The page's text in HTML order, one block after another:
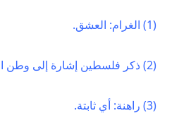
(1) الغرام: العشق.
(2) ذكر فلسطين إشارة إلى وطن المسيح (عليه السلام).
(3) راهنة: أي ثابتة.